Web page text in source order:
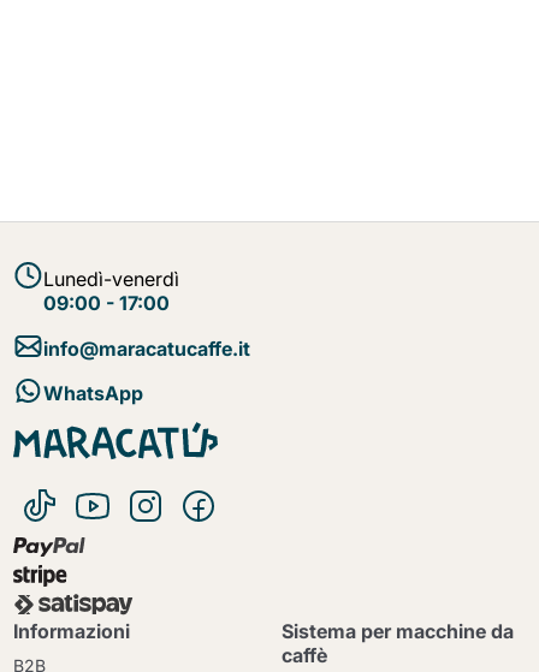
Lunedì-venerdì
09:00 - 17:00
info@maracatucaffe.it
WhatsApp
Informazioni
B2B
Sistema per macchine da
caffè